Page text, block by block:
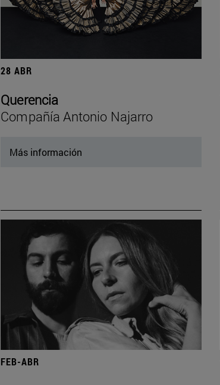
28 ABR
Querencia
Compañía Antonio Najarro
Más información
FEB-ABR